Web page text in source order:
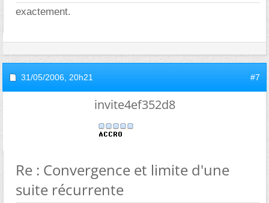
exactement.
31/05/2006, 20h21 #7
invite4ef352d8
Re : Convergence et limite d'une
suite récurrente